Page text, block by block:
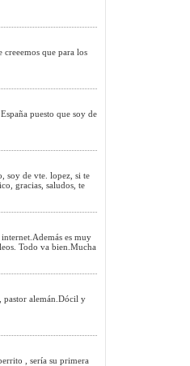
creeemos que para los
puesto que soy de
soy de vte. lopez, si te
gracias, saludos, te
es muy
Todo va bien.Mucha
pastor alemán.Dócil y
, sería su primera